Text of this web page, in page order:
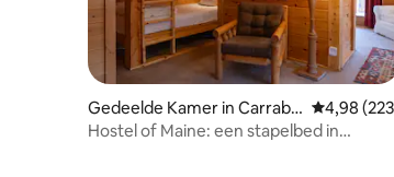
Gedeelde Kamer in Carraba
ssett Valley
4,98
Hostel of Maine: een stapelbed in